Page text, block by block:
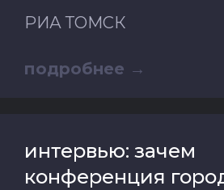
РИА ТОМСК
подробнее
интервью: зачем
конференция